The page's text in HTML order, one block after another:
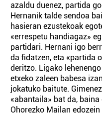
azaldu duenez, partida
Hernanik talde sendoa
hasieran ezustekoak
«errespetu handiagaz»
partidari. Hernani igo
da fidatzen, eta «partida
deritzo. Ligako
etxeko zaleen babesa
jokatuko baitute.
«abantaila» bat da,
Ohorezko Mailan